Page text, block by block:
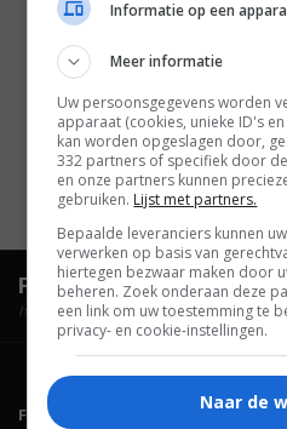
FilmTotaal.Hét online
hosted by
FILMTOTAAL
Informatie op een
Meer informatie
Uw persoonsgegevens worden
apparaat (cookies, unieke ID's
kan worden opgeslagen door,
332 partners of specifiek door
en onze partners kunnen
gebruiken. Lijst met partners.
Bepaalde leveranciers kunnen
verwerken op basis van
hiertegen bezwaar maken door
beheren. Zoek onderaan deze
een link om uw toestemming te
privacy- en cookie-instellingen.
Naar de